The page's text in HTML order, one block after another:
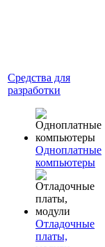
Средства для
разработки
Одноплатные
компьютеры
Отладочные
платы,